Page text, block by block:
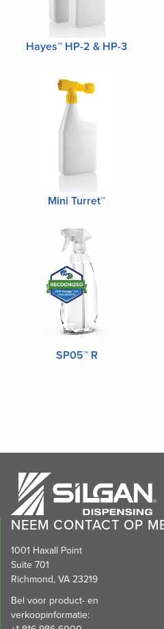
Hayes™ HP-2 & HP-3
Mini Turret™
SP05™ R
NEEM CONTACT OP
1001 Haxall Point
Suite 701
Richmond, VA 23219
Bel voor product- en
verkoopinformatie: